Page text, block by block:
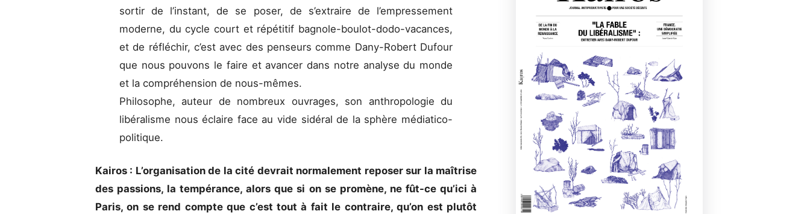
sortir de l’instant, de se poser, de s’extraire de l’empressement
moderne, du cycle court et répétitif bagnole-boulot-dodo-vacances,
et de réfléchir, c’est avec des penseurs comme Dany-Robert Dufour
que nous pouvons le faire et avancer dans notre analyse du monde
et la compréhension de nous-mêmes.
Philosophe, auteur de nombreux ouvrages, son anthropologie du
libéralisme nous éclaire face au vide sidéral de la sphère médiatico-
politique.
Kairos : L’organisation de la cité devrait normalement reposer sur la maîtrise
des passions, la tempérance, alors que si on se promène, ne fût-ce qu’ici à
Paris, on se rend compte que c’est tout à fait le contraire, qu’on est plutôt